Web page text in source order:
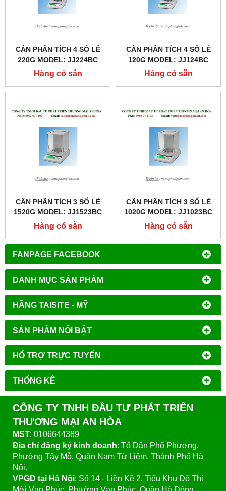
FANPAGE FACEBOOK
DANH MỤC SẢN PHẨM
HÃNG TAISITE - MỸ
SẢN PHẨM NỔI BẬT
HỔ TRỢ TRỰC TUYẾN
THỐNG KÊ
CÂN PHÂN TÍCH 4 SỐ LẺ
220G MODEL: JJ224BC
Hàng có sẵn
CÂN PHÂN TÍCH 4 SỐ LẺ
120G MODEL: JJ124BC
Hàng có sẵn
CÂN PHÂN TÍCH 3 SỐ LẺ
1520G MODEL: JJ1523BC
Hàng có sẵn
CÂN PHÂN TÍCH 3 SỐ LẺ
1020G MODEL: JJ1023BC
Hàng có sẵn
CÔNG TY TNHH ĐẦU TƯ PHÁT TRIỂN
THƯƠNG MẠI AN HÒA
MST: 0106644389
Địa chỉ đăng ký kinh doanh: Tổ Dân Phố Phượng,
Phường Tây Mỗ, Quận Nam Từ Liêm, Thành Phố Hà
Nội.
VPGD tại Hà Nội: Số 14 - Liền Kề 2, Tiểu Khu Đô Thị